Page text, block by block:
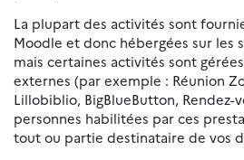
La plupart des activités sont
Moodle et donc hébergées sur les
mais certaines activités sont
externes (par exemple : Réunion
Lillobiblio, BigBlueButton, Rendez-
personnes habilitées par ces
tout ou partie destinataire de vos